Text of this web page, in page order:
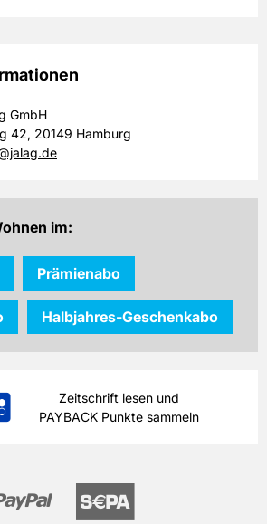
GmbH
42, 20149 Hamburg
im:
Prämienabo
Halbjahres-Geschenkabo
Zeitschrift lesen und
PAYBACK Punkte sammeln